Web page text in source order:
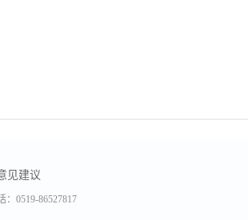
见建议
0519-86527817